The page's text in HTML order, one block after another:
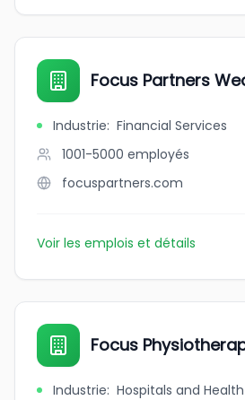
Focus Partners
Industrie: Financial Services
1001-5000 employés
focuspartners.com
Voir les emplois et détails
Focus
Industrie: Hospitals and